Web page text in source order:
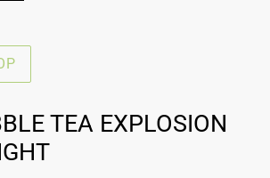
TEA EXPLOSION